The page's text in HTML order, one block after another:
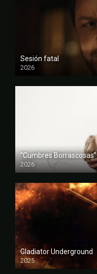
Sesión fatal
2026
FULL HD
“Cumbres Borrascosas”
2026
FULL HD
Gladiator Underground
2025
FULL HD